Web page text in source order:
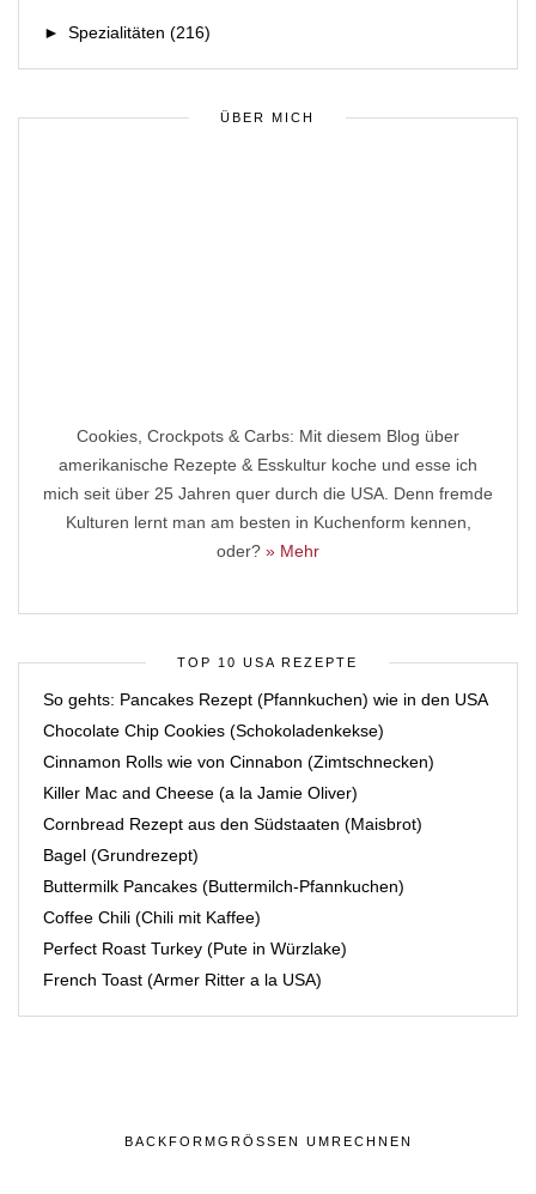
► Spezialitäten (216)
ÜBER MICH
Cookies, Crockpots & Carbs: Mit diesem Blog über
amerikanische Rezepte & Esskultur koche und esse ich
mich seit über 25 Jahren quer durch die USA. Denn fremde
Kulturen lernt man am besten in Kuchenform kennen,
oder? » Mehr
TOP 10 USA REZEPTE
So gehts: Pancakes Rezept (Pfannkuchen) wie in den USA
Chocolate Chip Cookies (Schokoladenkekse)
Cinnamon Rolls wie von Cinnabon (Zimtschnecken)
Killer Mac and Cheese (a la Jamie Oliver)
Cornbread Rezept aus den Südstaaten (Maisbrot)
Bagel (Grundrezept)
Buttermilk Pancakes (Buttermilch-Pfannkuchen)
Coffee Chili (Chili mit Kaffee)
Perfect Roast Turkey (Pute in Würzlake)
French Toast (Armer Ritter a la USA)
BACKFORMGRÖSSEN UMRECHNEN